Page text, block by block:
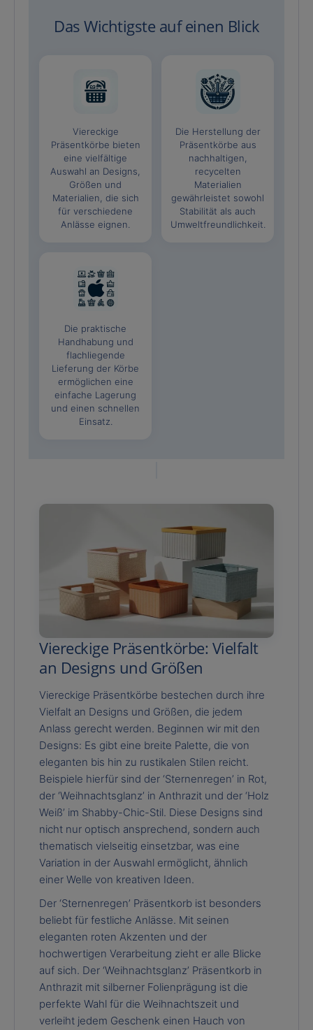
Das Wichtigste auf einen Blick
Viereckige
Präsentkörbe bieten
eine vielfältige
Auswahl an Designs,
Größen und
Materialien, die sich
für verschiedene
Anlässe eignen.
Die Herstellung der
Präsentkörbe aus
nachhaltigen,
recycelten
Materialien
gewährleistet sowohl
Stabilität als auch
Umweltfreundlichkeit.
Die praktische
Handhabung und
flachliegende
Lieferung der Körbe
ermöglichen eine
einfache Lagerung
und einen schnellen
Einsatz.
Viereckige Präsentkörbe: Vielfalt
an Designs und Größen
Viereckige Präsentkörbe bestechen durch ihre
Vielfalt an Designs und Größen, die jedem
Anlass gerecht werden. Beginnen wir mit den
Designs: Es gibt eine breite Palette, die von
eleganten bis hin zu rustikalen Stilen reicht.
Beispiele hierfür sind der ‘Sternenregen’ in Rot,
der ‘Weihnachtsglanz’ in Anthrazit und der ‘Holz
Weiß’ im Shabby-Chic-Stil. Diese Designs sind
nicht nur optisch ansprechend, sondern auch
thematisch vielseitig einsetzbar, was eine
Variation in der Auswahl ermöglicht, ähnlich
einer Welle von kreativen Ideen.
Der ‘Sternenregen’ Präsentkorb ist besonders
beliebt für festliche Anlässe. Mit seinen
eleganten roten Akzenten und der
hochwertigen Verarbeitung zieht er alle Blicke
auf sich. Der ‘Weihnachtsglanz’ Präsentkorb in
Anthrazit mit silberner Folienprägung ist die
perfekte Wahl für die Weihnachtszeit und
verleiht jedem Geschenk einen Hauch von